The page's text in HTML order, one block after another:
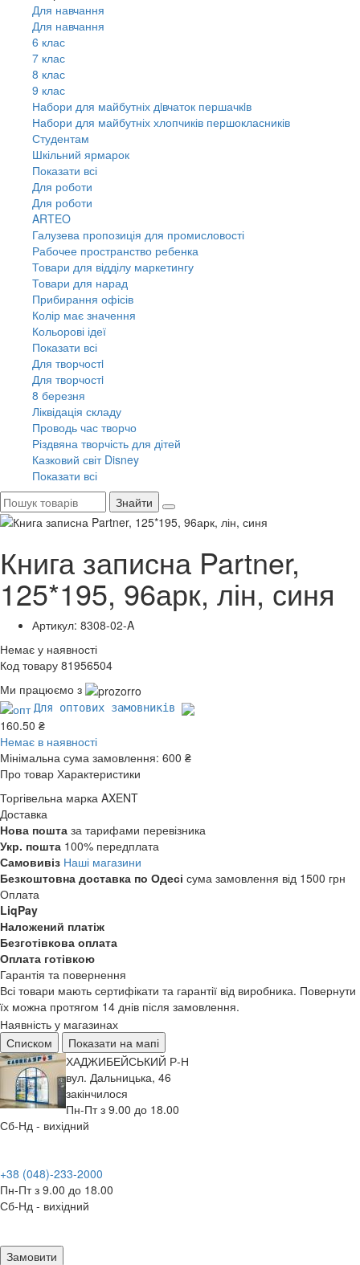
Для навчання
Для навчання
6 клас
7 клас
8 клас
9 клас
Набори для майбутніх дiвчаток першачкiв
Набори для майбутніх хлопчиків першокласників
Студентам
Шкільний ярмарок
Показати всі
Для роботи
Для роботи
ARTEO
Галузева пропозиція для промисловості
Рабочее пространство ребенка
Товари для відділу маркетингу
Товари для нарад
Прибирання офісів
Колір має значення
Кольорові ідеї
Показати всі
Для творчостi
Для творчостi
8 березня
Ліквідація складу
Проводь час творчо
Різдвяна творчість для дітей
Казковий світ Disney
Показати всі
Знайти
Книга записна Partner,
125*195, 96арк, лін, синя
Артикул: 8308-02-A
Немає у наявності
Код товару 81956504
Ми працюємо з
Для оптових замовників
160.50 ₴
Немає в наявності
Мінімальна сума замовлення: 600 ₴
Про товар Характеристики
Торгівельна марка AXENT
Доставка
Нова пошта за тарифами перевізника
Укр. пошта 100% передплата
Самовивіз Наші магазини
Безкоштовна доставка по Одесі сума замовлення від 1500 грн
Оплата
LiqPay
Наложений платіж
Безготівкова оплата
Оплата готівкою
Гарантія та повернення
Всі товари мають сертифікати та гарантії від виробника. Повернути
їх можна протягом 14 днів після замовлення.
Наявність у магазинах
Списком
Показати на мапі
ХАДЖИБЕЙСЬКИЙ Р-Н
вул. Дальницька, 46
закінчилося
Пн-Пт з 9.00 до 18.00
Сб-Нд - вихідний
+38 (048)-233-2000
Пн-Пт з 9.00 до 18.00
Сб-Нд - вихідний
Замовити